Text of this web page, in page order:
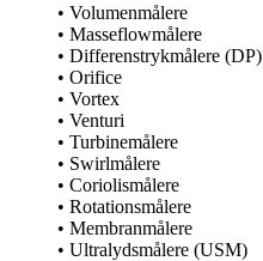
• Volumenmålere
• Masseflowmålere
• Differenstrykmålere (DP)
• Orifice
• Vortex
• Venturi
• Turbinemålere
• Swirlmålere
• Coriolismålere
• Rotationsmålere
• Membranmålere
• Ultralydsmålere (USM)